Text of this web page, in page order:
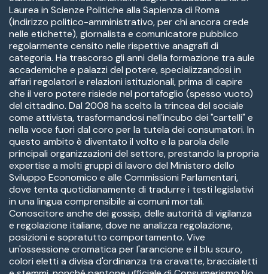
Laurea in Scienze Politiche alla Sapienza di Roma
(indirizzo politico-amministrativo, per chi ancora crede
nelle etichette), giornalista e comunicatore pubblico
regolarmente censito nelle rispettive anagrafi di
categoria. Ha trascorso gli anni della formazione tra aule
accademiche e palazzi del potere, specializzandosi in
affari regolatori e relazioni istituzionali, prima di capire
che il vero potere risiede nel portafoglio (spesso vuoto)
del cittadino. Dal 2008 ha scelto la trincea del sociale
come attivista, trasformandosi nell'incubo dei "cartelli" e
nella voce fuori dal coro per la tutela dei consumatori. In
questo ambito è diventato il volto e la parola delle
principali organizzazioni del settore, prestando la propria
expertise a molti gruppi di lavoro del Ministero dello
Sviluppo Economico e alle Commissioni Parlamentari,
dove tenta quotidianamente di tradurre i testi legislativi
in una lingua comprensibile ai comuni mortali.
Conoscitore anche dei gossip, delle autorità di vigilanza
e regolazione italiane, dove ne analizza regolazione,
posizioni e sopratutto comportamento. Vive
un'ossessione cromatica per l'arancione e il blu scuro,
colori eletti a divisa d'ordinanza tra cravatte, braccialetti